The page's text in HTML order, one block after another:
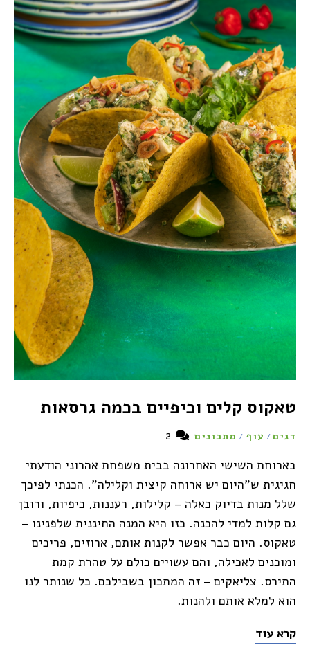
טאקוס קלים וכיפיים בכמה גרסאות
דגים/ עוף / מתכונים 2
בארוחת השישי האחרונה בבית משפחת אהרוני הודעתי
חגיגית ש"היום יש ארוחה קיצית וקלילה". הכנתי לפיכך
שלל מנות בדיוק כאלה – קלילות, רעננות, כיפיות, ורובן
גם קלות למדי להכנה. כזו היא המנה החיננית שלפנינו –
טאקוס. היום כבר אפשר לקנות אותם, ארוזים, פריכים
ומוכנים לאכילה, והם עשויים כולם על טהרת קמת
התירס. צליאקים – זה המתכון בשבילכם. כל שנותר לנו
הוא למלא אותם ולהנות.
קרא עוד